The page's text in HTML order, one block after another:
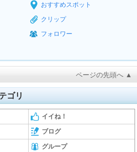
おすすめスポット
クリップ
フォロワー
ページの先頭へ ▲
ゴリ
イイね！
ブログ
グループ